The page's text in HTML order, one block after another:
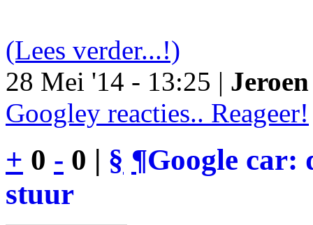
(Lees verder...!)
28 Mei '14 - 13:25 |
Googley reacties.. Reageer!
+ 0 - 0 | § ¶Google car:
stuur